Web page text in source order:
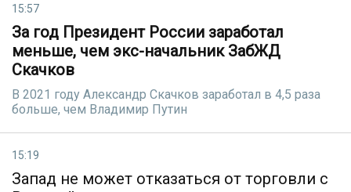
15:57
За год Президент России заработал
меньше, чем экс-начальник ЗабЖД
Скачков
В 2021 году Александр Скачков заработал в 4,5 раза
больше, чем Владимир Путин
15:19
Запад не может отказаться от торговли с